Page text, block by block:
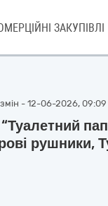
ЗАКУПІВЛІ
- 12-06-2026, 09:09
рушники,